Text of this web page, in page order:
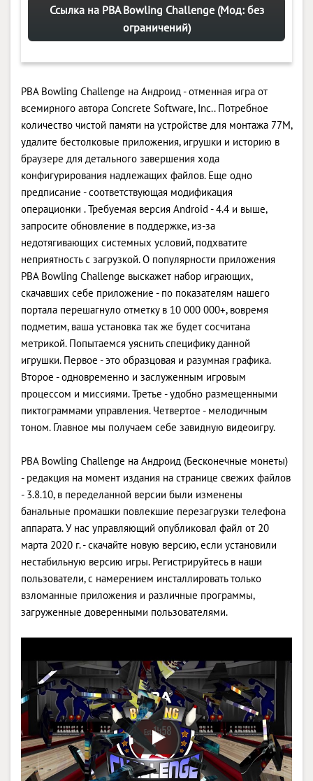
Ссылка на PBA Bowling Challenge (Мод: без
ограничений)
PBA Bowling Challenge на Андроид - отменная игра от
всемирного автора Concrete Software, Inc.. Потребное
количество чистой памяти на устройстве для монтажа 77M,
удалите бестолковые приложения, игрушки и историю в
браузере для детального завершения хода
конфигурирования надлежащих файлов. Еще одно
предписание - соответствующая модификация
операционки . Требуемая версия Android - 4.4 и выше,
запросите обновление в поддержке, из-за
недотягивающих системных условий, подхватите
неприятность с загрузкой. О популярности приложения
PBA Bowling Challenge выскажет набор играющих,
скачавших себе приложение - по показателям нашего
портала перешагнуло отметку в 10 000 000+, вовремя
подметим, ваша установка так же будет сосчитана
метрикой. Попытаемся уяснить специфику данной
игрушки. Первое - это образцовая и разумная графика.
Второе - одновременно и заслуженным игровым
процессом и миссиями. Третье - удобно размещенными
пиктограммами управления. Четвертое - мелодичным
тоном. Главное мы получаем себе завидную видеоигру.
PBA Bowling Challenge на Андроид (Бесконечные монеты)
- редакция на момент издания на странице свежих файлов
- 3.8.10, в переделанной версии были изменены
банальные промашки повлекшие перезагрузки телефона
аппарата. У нас управляющий опубликовал файл от 20
марта 2020 г. - скачайте новую версию, если установили
нестабильную версию игры. Регистрируйтесь в наши
пользователи, с намерением инсталлировать только
взломанные приложения и различные программы,
загруженные доверенными пользователями.